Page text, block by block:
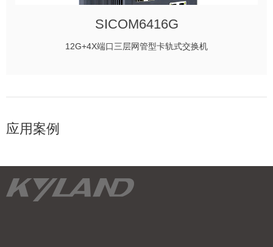
SICOM6416G
12G+4X端口三层网管型卡轨式交换机
应用案例